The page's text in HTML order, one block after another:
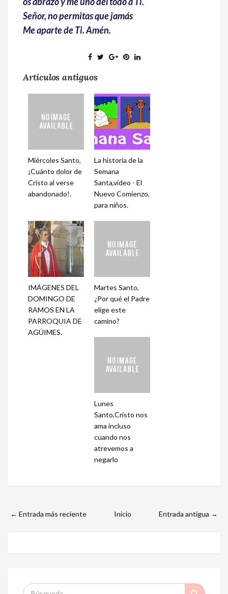
Señor, no permitas que jamás
Me aparte de Ti. Amén.
Artículos antiguos
Miércoles Santo,
¡Cuánto dolor de
Cristo al verse
abandonado!.
La historia de la
Semana
Santa,vídeo - El
Nuevo Comienzo,
para niños.
IMÁGENES DEL
DOMINGO DE
RAMOS EN LA
PARROQUIA DE
AGÜIMES.
Martes Santo,
¿Por qué el Padre
elige este
camino?
Lunes
Santo,Cristo nos
ama incluso
cuando nos
atrevemos a
negarlo
← Entrada más reciente Entrada antigua →
Inicio
S